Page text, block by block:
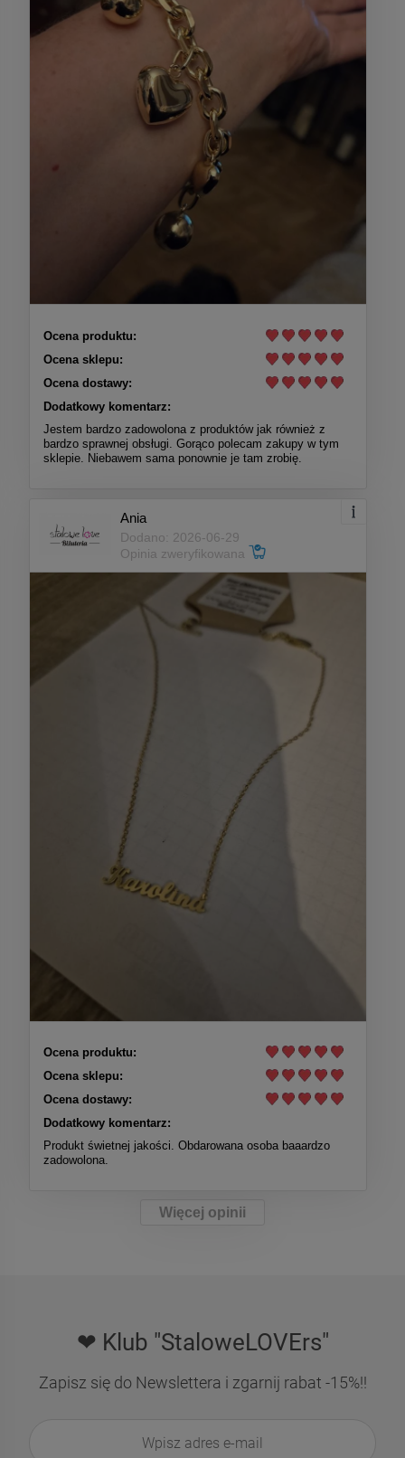
Ocena produktu:
Ocena sklepu:
Ocena dostawy:
Dodatkowy komentarz:
Jestem bardzo zadowolona z produktów jak również z
bardzo sprawnej obsługi. Gorąco polecam zakupy w tym
sklepie. Niebawem sama ponownie je tam zrobię.
Ania
Dodano: 2026-06-29
Opinia zweryfikowana
Ocena produktu:
Ocena sklepu:
Ocena dostawy:
Dodatkowy komentarz:
Produkt świetnej jakości. Obdarowana osoba baaardzo
zadowolona.
Więcej opinii
❤ Klub "StaloweLOVErs"
Zapisz się do Newslettera i zgarnij rabat -15%!!